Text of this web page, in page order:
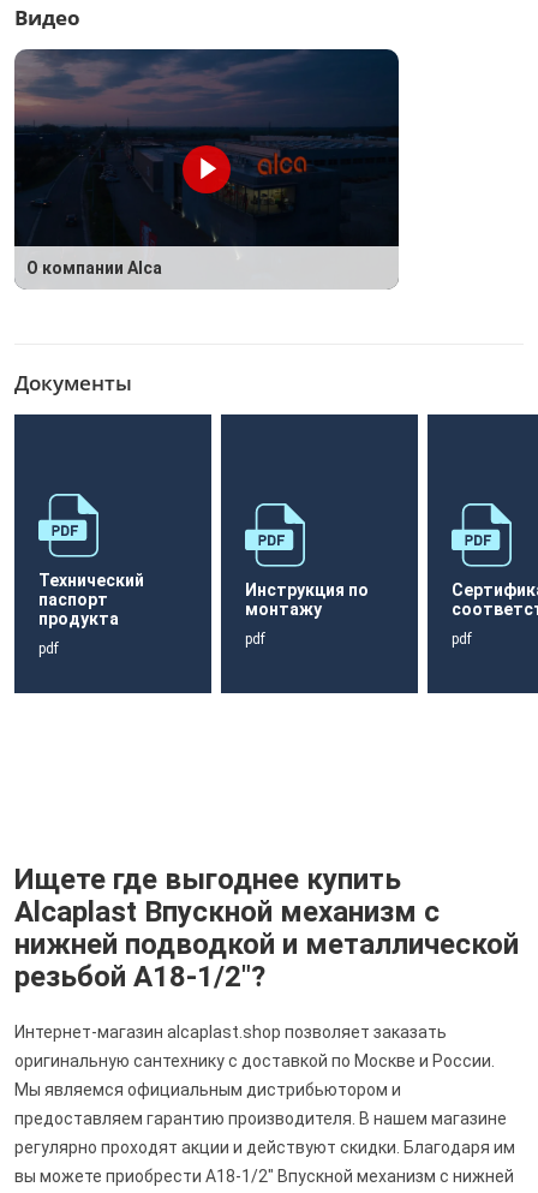
Видео
О компании Alca
Документы
Технический
паспорт
продукта
pdf
Инструкция по
монтажу
pdf pdf
Ищете где выгоднее купить
Alcaplast Впускной механизм с
нижней подводкой и металлической
резьбой A18-1/2"?
Интернет-магазин alcaplast.shop позволяет заказать
оригинальную сантехнику с доставкой по Москве и России.
Мы являемся официальным дистрибьютором и
предоставляем гарантию производителя. В нашем магазине
регулярно проходят акции и действуют скидки. Благодаря им
вы можете приобрести A18-1/2" Впускной механизм с нижней